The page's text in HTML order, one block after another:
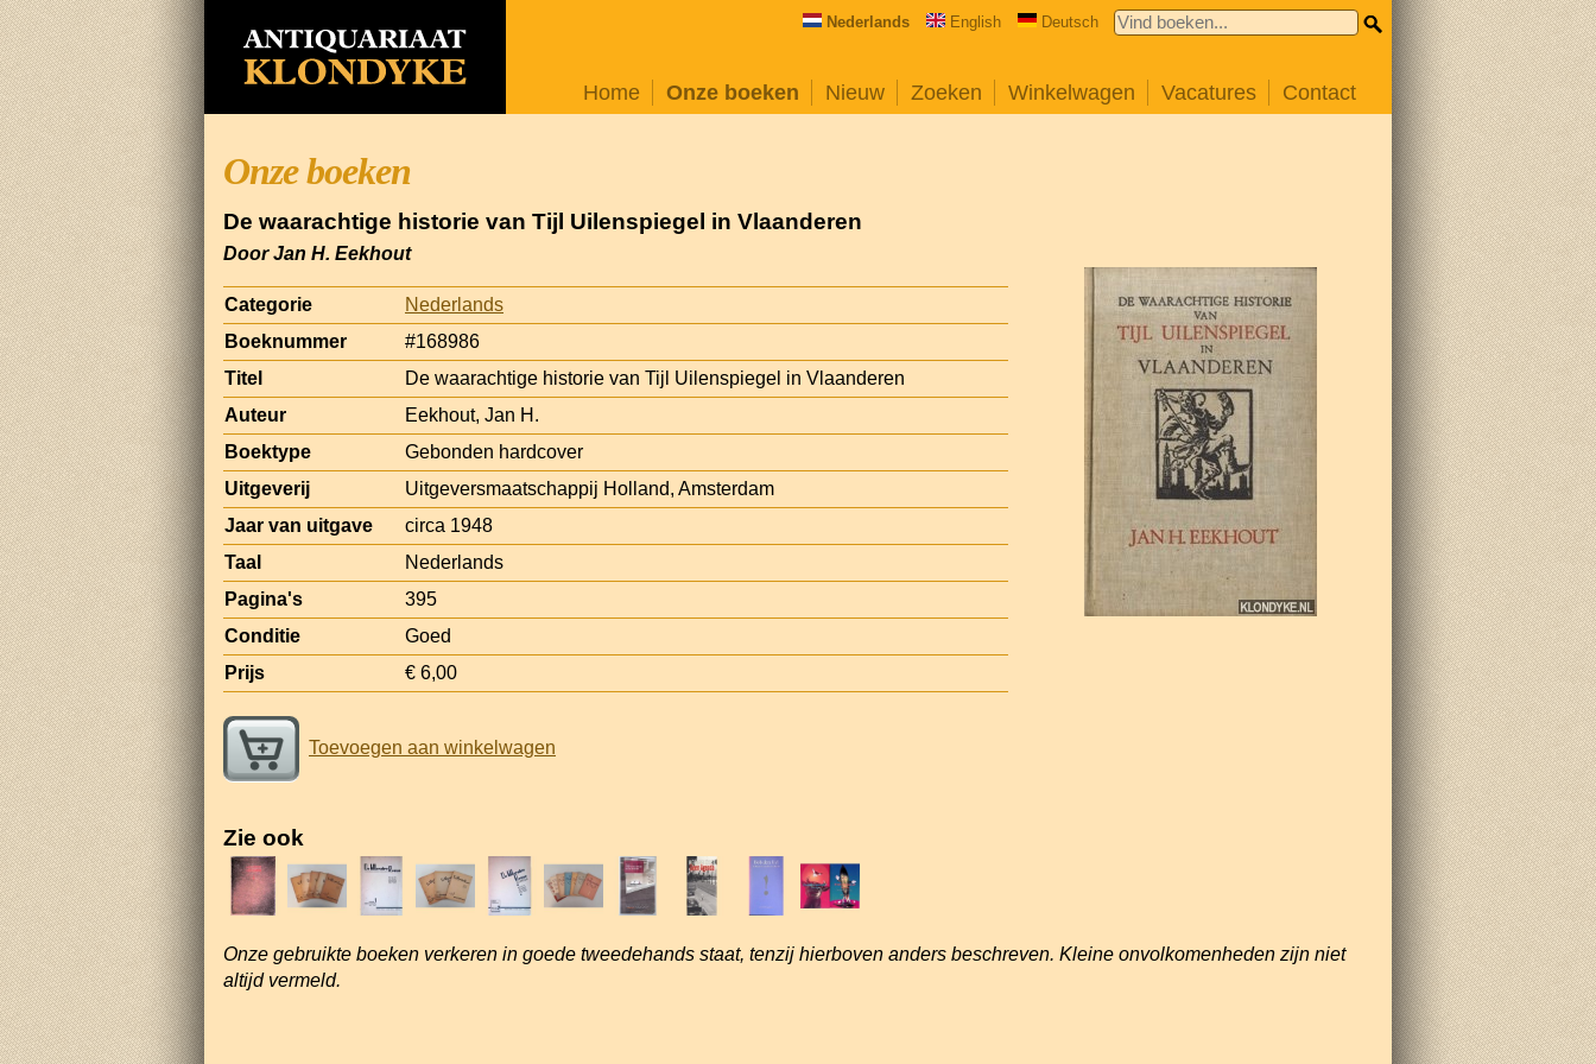
Nederlands English Deutsch
Home Onze boeken Nieuw Zoeken Winkelwagen Vacatures Contact
Onze boeken
De waarachtige historie van Tijl Uilenspiegel in Vlaanderen
Door Jan H. Eekhout
Categorie
Nederlands
Boeknummer
#168986
Titel
De waarachtige historie van Tijl Uilenspiegel in Vlaanderen
Auteur
Eekhout, Jan H.
Boektype
Gebonden hardcover
Uitgeverij
Uitgeversmaatschappij Holland, Amsterdam
Jaar van uitgave
circa 1948
Taal
Nederlands
Pagina's
395
Conditie
Goed
Prijs
€ 6,00
Toevoegen aan winkelwagen
Zie ook
Onze gebruikte boeken verkeren in goede tweedehands staat, tenzij hierboven anders beschreven. Kleine onvolkomenheden zijn niet
altijd vermeld.